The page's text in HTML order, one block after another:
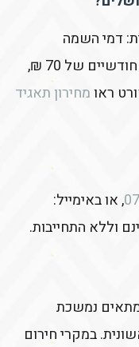
דמי השמה
חד-פעמיים של כ-2,000 ₪, דמי מנוי חודשיים של 70 ₪,
ראומחירון תאגיד
, או באימייל:
נמשכת
הראשונית. במקרי חירום